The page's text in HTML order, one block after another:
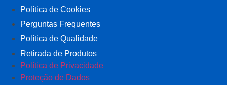
Política de Cookies
Perguntas Frequentes
Política de Qualidade
Retirada de Produtos
Política de Privacidade
Proteção de Dados